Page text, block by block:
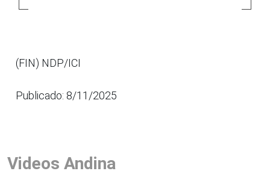
(FIN) NDP/ICI
Publicado: 8/11/2025
Videos Andina